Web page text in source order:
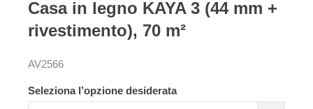
Casa in legno KAYA 3 (44 mm +
rivestimento), 70 m²
AV2566
Seleziona l’opzione desiderata